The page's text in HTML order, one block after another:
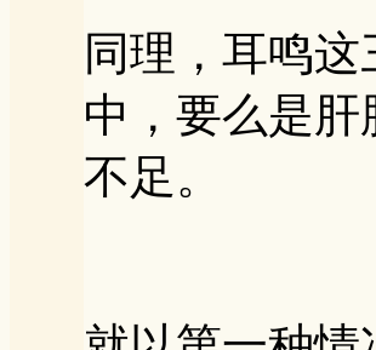
同理，耳鸣
中，要么是
不足。